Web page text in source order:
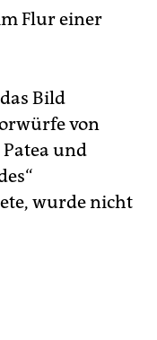
Flur einer
Bild
von
und
wurde nicht